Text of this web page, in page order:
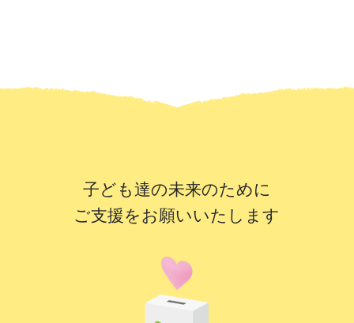
子ども達の未来のために
ご支援をお願いいたします